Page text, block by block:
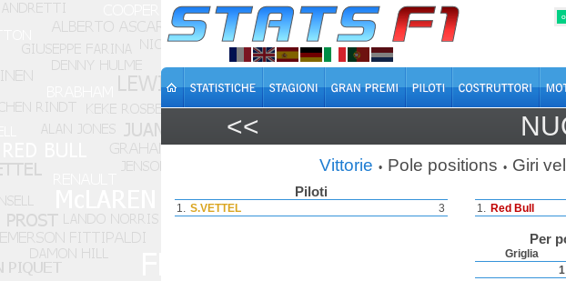
<<
Vittorie • Pole positions • Giri
Piloti
1. S.VETTEL 3 1. Red Bull
Per
Griglia
1